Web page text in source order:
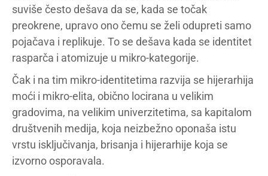
suviše često dešava da se, kada se točak
preokrene, upravo ono čemu se želi odupreti samo
pojačava i replikuje. To se dešava kada se identitet
rasparča i atomizuje u mikro-kategorije.
Čak i na tim mikro-identitetima razvija se hijerarhija
moći i mikro-elita, obično locirana u velikim
gradovima, na velikim univerzitetima, sa kapitalom
društvenih medija, koja neizbežno oponaša istu
vrstu isključivanja, brisanja i hijerarhije koja se
izvorno osporavala.